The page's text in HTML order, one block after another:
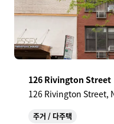
126 Rivington Street
126 Rivington Street,
주거 / 다주택